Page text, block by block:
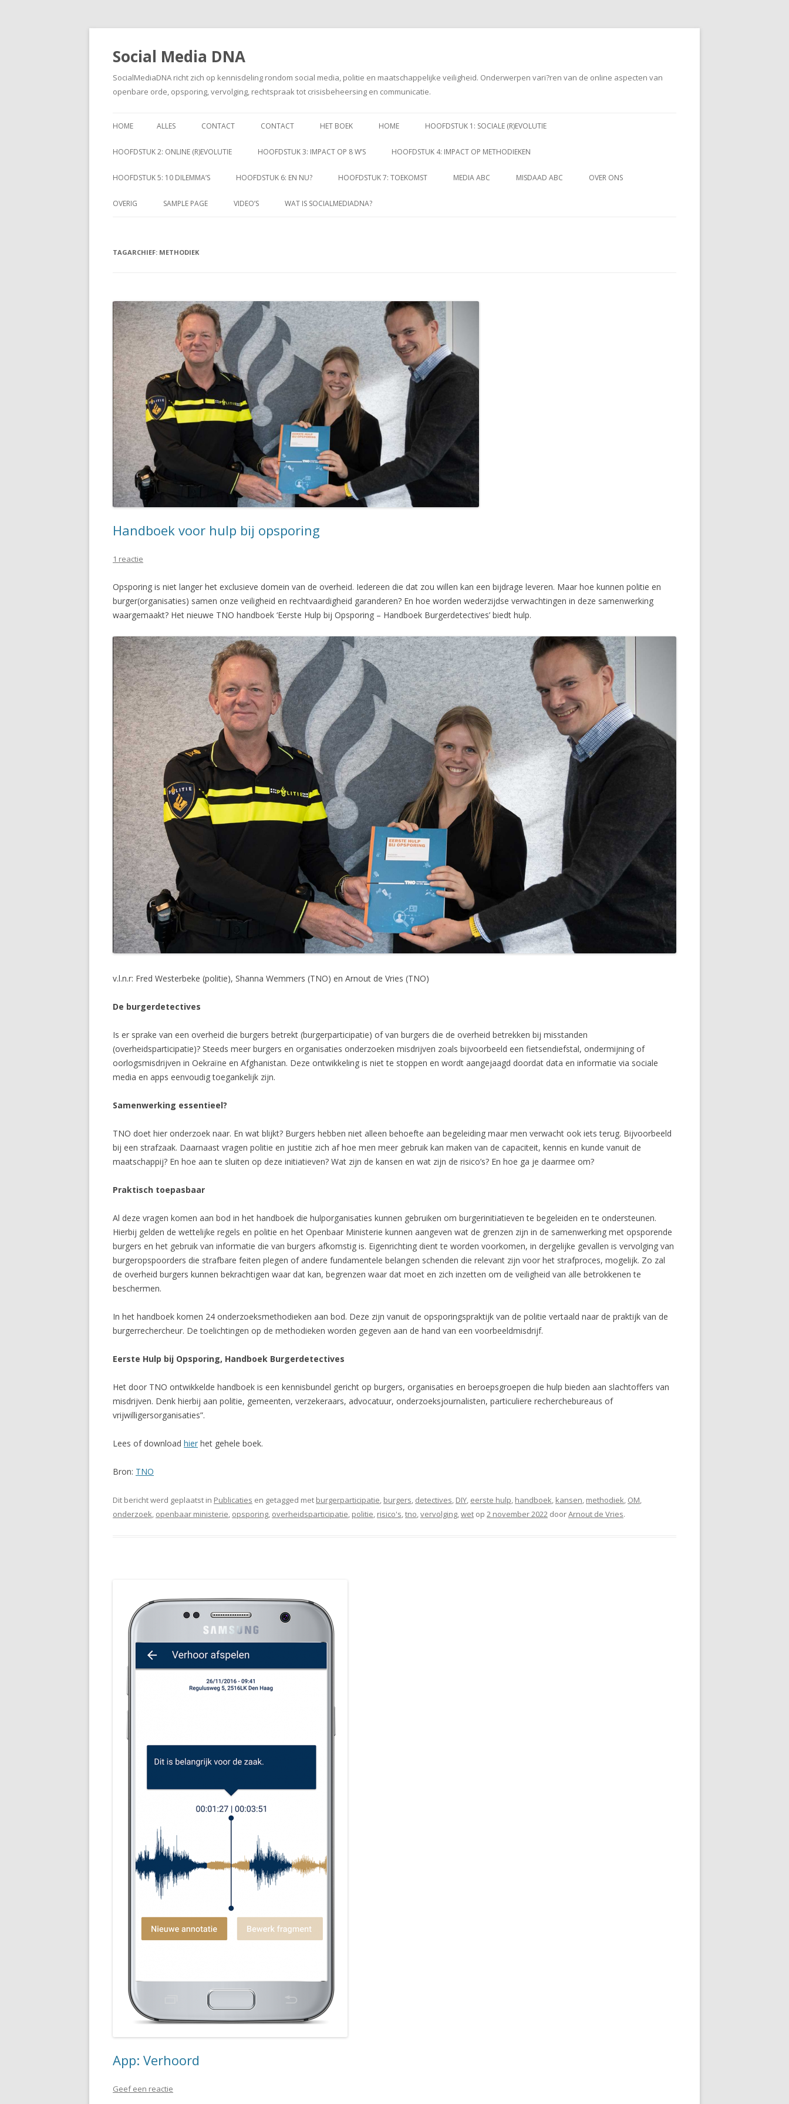
Social Media DNA
SocialMediaDNA richt zich op kennisdeling rondom social media, politie en maatschappelijke veiligheid. Onderwerpen vari?ren van de online aspecten van
openbare orde, opsporing, vervolging, rechtspraak tot crisisbeheersing en communicatie.
naar
HOME ALLES CONTACT CONTACT HET BOEK HOME HOOFDSTUK 1: SOCIALE (R)EVOLUTIE
HOOFDSTUK 2: ONLINE (R)EVOLUTIE HOOFDSTUK 3: IMPACT OP 8 W’S HOOFDSTUK 4: IMPACT OP METHODIEKEN
HOOFDSTUK 5: 10 DILEMMA’S HOOFDSTUK 6: EN NU? HOOFDSTUK 7: TOEKOMST MEDIA ABC MISDAAD ABC OVER ONS
OVERIG SAMPLE PAGE VIDEO’S WAT IS SOCIALMEDIADNA?
TAGARCHIEF: METHODIEK
Handboek voor hulp bij opsporing
1 reactie
Opsporing is niet langer het exclusieve domein van de overheid. Iedereen die dat zou willen kan een bijdrage leveren. Maar hoe kunnen politie en
burger(organisaties) samen onze veiligheid en rechtvaardigheid garanderen? En hoe worden wederzijdse verwachtingen in deze samenwerking
waargemaakt? Het nieuwe TNO handboek ‘Eerste Hulp bij Opsporing – Handboek Burgerdetectives’ biedt hulp.
v.l.n.r: Fred Westerbeke (politie), Shanna Wemmers (TNO) en Arnout de Vries (TNO)
De burgerdetectives
Is er sprake van een overheid die burgers betrekt (burgerparticipatie) of van burgers die de overheid betrekken bij misstanden
(overheidsparticipatie)? Steeds meer burgers en organisaties onderzoeken misdrijven zoals bijvoorbeeld een fietsendiefstal, ondermijning of
oorlogsmisdrijven in Oekraïne en Afghanistan. Deze ontwikkeling is niet te stoppen en wordt aangejaagd doordat data en informatie via sociale
media en apps eenvoudig toegankelijk zijn.
Samenwerking essentieel?
TNO doet hier onderzoek naar. En wat blijkt? Burgers hebben niet alleen behoefte aan begeleiding maar men verwacht ook iets terug. Bijvoorbeeld
bij een strafzaak. Daarnaast vragen politie en justitie zich af hoe men meer gebruik kan maken van de capaciteit, kennis en kunde vanuit de
maatschappij? En hoe aan te sluiten op deze initiatieven? Wat zijn de kansen en wat zijn de risico’s? En hoe ga je daarmee om?
Praktisch toepasbaar
Al deze vragen komen aan bod in het handboek die hulporganisaties kunnen gebruiken om burgerinitiatieven te begeleiden en te ondersteunen.
Hierbij gelden de wettelijke regels en politie en het Openbaar Ministerie kunnen aangeven wat de grenzen zijn in de samenwerking met opsporende
burgers en het gebruik van informatie die van burgers afkomstig is. Eigenrichting dient te worden voorkomen, in dergelijke gevallen is vervolging van
burgeropspoorders die strafbare feiten plegen of andere fundamentele belangen schenden die relevant zijn voor het strafproces, mogelijk. Zo zal
de overheid burgers kunnen bekrachtigen waar dat kan, begrenzen waar dat moet en zich inzetten om de veiligheid van alle betrokkenen te
beschermen.
In het handboek komen 24 onderzoeksmethodieken aan bod. Deze zijn vanuit de opsporingspraktijk van de politie vertaald naar de praktijk van de
burgerrechercheur. De toelichtingen op de methodieken worden gegeven aan de hand van een voorbeeldmisdrijf.
Eerste Hulp bij Opsporing, Handboek Burgerdetectives
Het door TNO ontwikkelde handboek is een kennisbundel gericht op burgers, organisaties en beroepsgroepen die hulp bieden aan slachtoffers van
misdrijven. Denk hierbij aan politie, gemeenten, verzekeraars, advocatuur, onderzoeksjournalisten, particuliere recherchebureaus of
vrijwilligersorganisaties”.
Lees of download hier het gehele boek.
Bron: TNO
Dit bericht werd geplaatst in Publicaties en getagged met burgerparticipatie, burgers, detectives, DIY, eerste hulp, handboek, kansen, methodiek, OM,
onderzoek, openbaar ministerie, opsporing, overheidsparticipatie, politie, risico's,tno,vervolging,wet op 2 november 2022 doorArnout de Vries.
App: Verhoord
Geef een reactie